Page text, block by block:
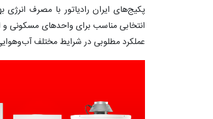
پکیج‌های ایران رادیاتور با مصرف
انتخابی مناسب برای واحدهای مسکونی و
عملکرد مطلوبی در شرایط مختلف